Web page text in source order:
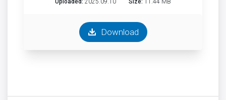
Uploaded: 2025.09.10 Size: 11.44 MB
Download